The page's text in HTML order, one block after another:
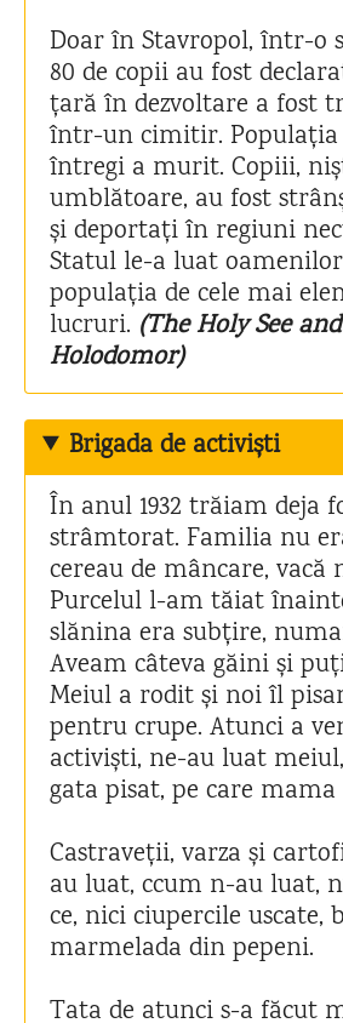
Doar în Stavropol, într-o
80 de copii au fost
țară în dezvoltare a fost
într-un cimitir. Populația
întregi a murit. Copiii,
umblătoare, au fost
și deportați în regiuni
Statul le-a luat
populația de cele mai
lucruri. (The Holy See
Holodomor)
Brigada de activiști
În anul 1932 trăiam deja
strâmtorat. Familia nu
cereau de mâncare, vacă
Purcelul l-am tăiat
slănina era subțire,
Aveam câteva găini și
Meiul a rodit și noi îl
pentru crupe. Atunci a
activiști, ne-au luat
gata pisat, pe care mama
Castraveții, varza și
au luat, ccum n-au luat,
ce, nici ciupercile uscate,
marmelada din pepeni.
Tata de atunci s-a făcut